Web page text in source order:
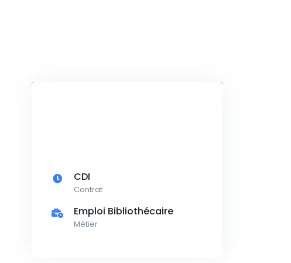
CDI
Contrat
Emploi Bibliothécaire
Métier